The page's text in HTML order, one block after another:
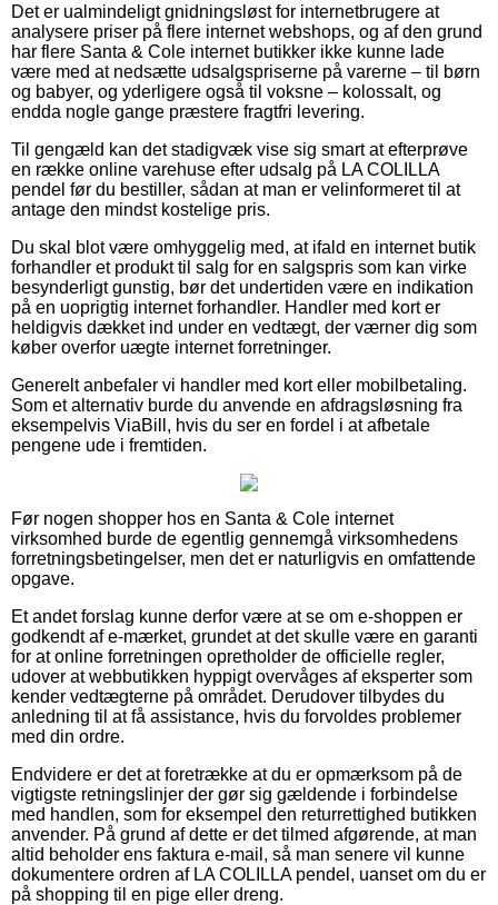
Det er ualmindeligt gnidningsløst for internetbrugere at
analysere priser på flere internet webshops, og af den grund
har flere Santa & Cole internet butikker ikke kunne lade
være med at nedsætte udsalgspriserne på varerne – til børn
og babyer, og yderligere også til voksne – kolossalt, og
endda nogle gange præstere fragtfri levering.
Til gengæld kan det stadigvæk vise sig smart at efterprøve
en række online varehuse efter udsalg på LA COLILLA
pendel før du bestiller, sådan at man er velinformeret til at
antage den mindst kostelige pris.
Du skal blot være omhyggelig med, at ifald en internet butik
forhandler et produkt til salg for en salgspris som kan virke
besynderligt gunstig, bør det undertiden være en indikation
på en uoprigtig internet forhandler. Handler med kort er
heldigvis dækket ind under en vedtægt, der værner dig som
køber overfor uægte internet forretninger.
Generelt anbefaler vi handler med kort eller mobilbetaling.
Som et alternativ burde du anvende en afdragsløsning fra
eksempelvis ViaBill, hvis du ser en fordel i at afbetale
pengene ude i fremtiden.
Før nogen shopper hos en Santa & Cole internet
virksomhed burde de egentlig gennemgå virksomhedens
forretningsbetingelser, men det er naturligvis en omfattende
opgave.
Et andet forslag kunne derfor være at se om e-shoppen er
godkendt af e-mærket, grundet at det skulle være en garanti
for at online forretningen opretholder de officielle regler,
udover at webbutikken hyppigt overvåges af eksperter som
kender vedtægterne på området. Derudover tilbydes du
anledning til at få assistance, hvis du forvoldes problemer
med din ordre.
Endvidere er det at foretrække at du er opmærksom på de
vigtigste retningslinjer der gør sig gældende i forbindelse
med handlen, som for eksempel den returrettighed butikken
anvender. På grund af dette er det tilmed afgørende, at man
altid beholder ens faktura e-mail, så man senere vil kunne
dokumentere ordren af LA COLILLA pendel, uanset om du er
på shopping til en pige eller dreng.